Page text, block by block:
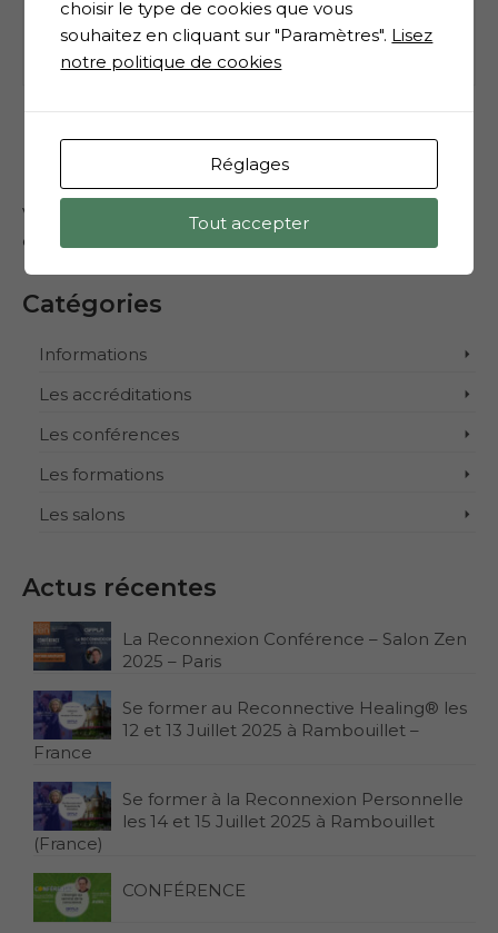
Du 30 Janvier au 3 Février 2025 – Porte de
Versailles Retrouvez Agnès Humbert ,...
Laisser un commentaire
Vous devez vous connecter
pour publier un
commentaire.
Catégories
Informations
Les accréditations
Les conférences
Les formations
Les salons
Actus récentes
La Reconnexion Conférence – Salon Zen
2025 – Paris
Se former au Reconnective Healing® les
12 et 13 Juillet 2025 à Rambouillet –
France
Se former à la Reconnexion Personnelle
les 14 et 15 Juillet 2025 à Rambouillet
(France)
CONFÉRENCE
choisir le type de cookies que vous
souhaitez en cliquant sur "Paramètres". Lisez
notre politique de cookies
Réglages
Tout accepter